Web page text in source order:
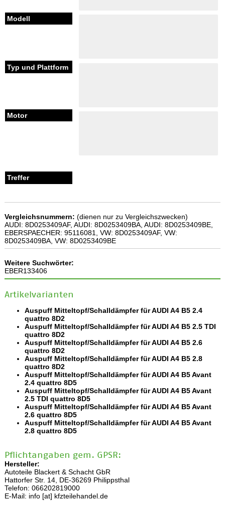
Vergleichsnummern: (dienen nur zu Vergleichszwecken)
AUDI: 8D0253409AF, AUDI: 8D0253409BA, AUDI: 8D0253409BE,
EBERSPAECHER: 95116081, VW: 8D0253409AF, VW:
8D0253409BA, VW: 8D0253409BE
Weitere Suchwörter:
EBER133406
Artikelvarianten
Auspuff Mitteltopf/Schalldämpfer für AUDI A4 B5 2.4
quattro 8D2
Auspuff Mitteltopf/Schalldämpfer für AUDI A4 B5 2.5 TDI
quattro 8D2
Auspuff Mitteltopf/Schalldämpfer für AUDI A4 B5 2.6
quattro 8D2
Auspuff Mitteltopf/Schalldämpfer für AUDI A4 B5 2.8
quattro 8D2
Auspuff Mitteltopf/Schalldämpfer für AUDI A4 B5 Avant
2.4 quattro 8D5
Auspuff Mitteltopf/Schalldämpfer für AUDI A4 B5 Avant
2.5 TDI quattro 8D5
Auspuff Mitteltopf/Schalldämpfer für AUDI A4 B5 Avant
2.6 quattro 8D5
Auspuff Mitteltopf/Schalldämpfer für AUDI A4 B5 Avant
2.8 quattro 8D5
Pflichtangaben gem. GPSR:
Hersteller:
Autoteile Blackert & Schacht GbR
Hattorfer Str. 14, DE-36269 Philippsthal
Telefon: 066202819000
E-Mail: info [at] kfzteilehandel.de